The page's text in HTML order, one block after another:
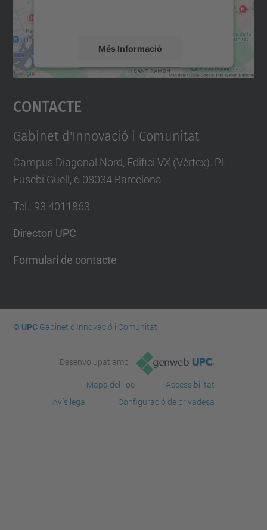
Més Informació
Accepta
powered by
Contacte
Gabinet d'Innovació i Comunitat
Campus Diagonal Nord, Edifici VX (Vèrtex). Pl.
Eusebi Güell, 6 08034 Barcelona
Tel. : 93 4011863
Directori UPC
Formulari de contacte
© UPCGabinet d'Innovació i Comunitat
Desenvolupat amb
Mapa del lloc
Accessibilitat
Avís legal
Configuració de privadesa